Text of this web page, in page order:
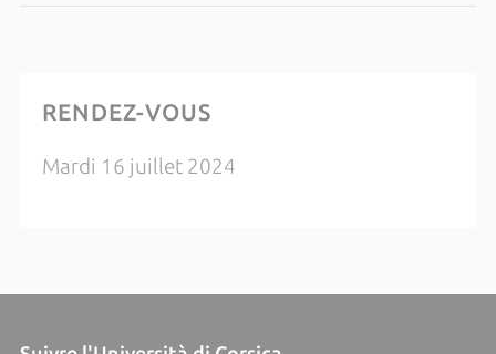
RENDEZ-VOUS
Mardi 16 juillet 2024